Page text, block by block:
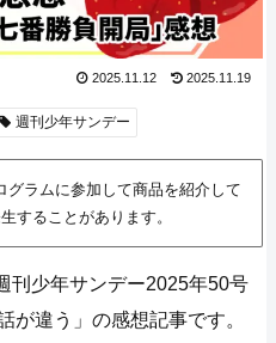
2025.11.12 2025.11.19
週刊少年サンデー
グラムに参加して商品を紹介して
することがあります。
刊少年サンデー2025年50号
が違う」の感想記事です。